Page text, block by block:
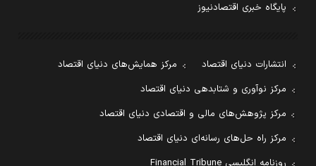
پایگاه خبری اقتصادنیوز
انتشارات دنیای اقتصاد
مرکز همایش‌های دنیای اقتصاد
مرکز نوآوری و شتابدهی دنیای اقتصاد
مرکز پژوهش‌های مالی و اقتصادی دنیای اقتصاد
مرکز راه حل‌های رسانه‌ای دنیای اقتصاد